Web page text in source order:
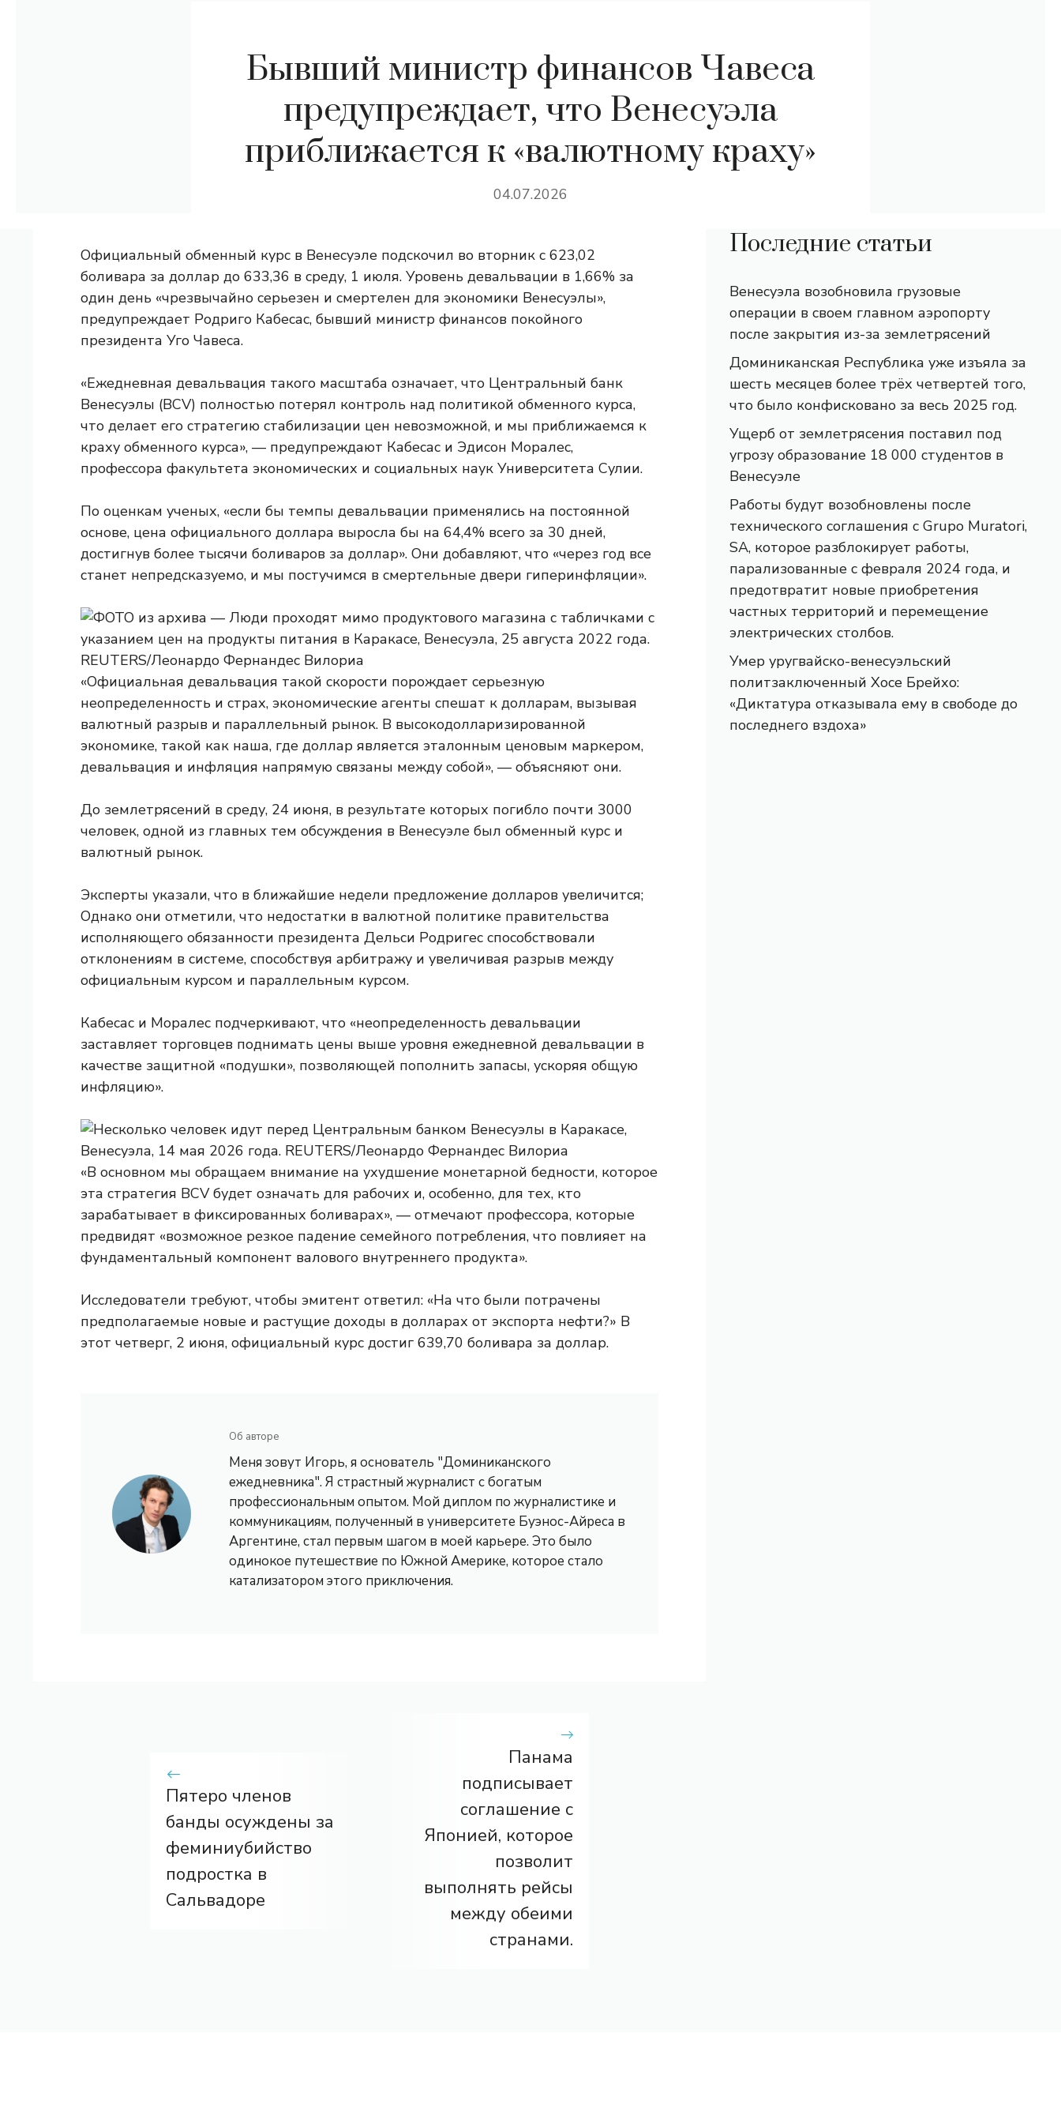
Бывший министр финансов Чавеса
предупреждает, что Венесуэла
приближается к «валютному краху»
04.07.2026
Официальный обменный курс в Венесуэле подскочил во вторник с 623,02
боливара за доллар до 633,36 в среду, 1 июля. Уровень девальвации в 1,66% за
один день «чрезвычайно серьезен и смертелен для экономики Венесуэлы»,
предупреждает Родриго Кабесас, бывший министр финансов покойного
президента Уго Чавеса.
«Ежедневная девальвация такого масштаба означает, что Центральный банк
Венесуэлы (BCV) полностью потерял контроль над политикой обменного курса,
что делает его стратегию стабилизации цен невозможной, и мы приближаемся к
краху обменного курса», — предупреждают Кабесас и Эдисон Моралес,
профессора факультета экономических и социальных наук Университета Сулии.
По оценкам ученых, «если бы темпы девальвации применялись на постоянной
основе, цена официального доллара выросла бы на 64,4% всего за 30 дней,
достигнув более тысячи боливаров за доллар». Они добавляют, что «через год все
станет непредсказуемо, и мы постучимся в смертельные двери гиперинфляции».
«Официальная девальвация такой скорости порождает серьезную
неопределенность и страх, экономические агенты спешат к долларам, вызывая
валютный разрыв и параллельный рынок. В высокодолларизированной
экономике, такой как наша, где доллар является эталонным ценовым маркером,
девальвация и инфляция напрямую связаны между собой», — объясняют они.
До землетрясений в среду, 24 июня, в результате которых погибло почти 3000
человек, одной из главных тем обсуждения в Венесуэле был обменный курс и
валютный рынок.
Эксперты указали, что в ближайшие недели предложение долларов увеличится;
Однако они отметили, что недостатки в валютной политике правительства
исполняющего обязанности президента Дельси Родригес способствовали
отклонениям в системе, способствуя арбитражу и увеличивая разрыв между
официальным курсом и параллельным курсом.
Кабесас и Моралес подчеркивают, что «неопределенность девальвации
заставляет торговцев поднимать цены выше уровня ежедневной девальвации в
качестве защитной «подушки», позволяющей пополнить запасы, ускоряя общую
инфляцию».
«В основном мы обращаем внимание на ухудшение монетарной бедности, которое
эта стратегия BCV будет означать для рабочих и, особенно, для тех, кто
зарабатывает в фиксированных боливарах», — отмечают профессора, которые
предвидят «возможное резкое падение семейного потребления, что повлияет на
фундаментальный компонент валового внутреннего продукта».
Исследователи требуют, чтобы эмитент ответил: «На что были потрачены
предполагаемые новые и растущие доходы в долларах от экспорта нефти?» В
этот четверг, 2 июня, официальный курс достиг 639,70 боливара за доллар.
Об авторе
Меня зовут Игорь, я основатель "Доминиканского
ежедневника". Я страстный журналист с богатым
профессиональным опытом. Мой диплом по журналистике и
коммуникациям, полученный в университете Буэнос-Айреса в
Аргентине, стал первым шагом в моей карьере. Это было
одинокое путешествие по Южной Америке, которое стало
катализатором этого приключения.
Пятеро членов
банды осуждены за
феминиубийство
подростка в
Сальвадоре
Панама
подписывает
соглашение с
Японией, которое
позволит
выполнять рейсы
между обеими
странами.
Последние статьи
Венесуэла возобновила грузовые
операции в своем главном аэропорту
после закрытия из-за землетрясений
Доминиканская Республика уже изъяла за
шесть месяцев более трёх четвертей того,
что было конфисковано за весь 2025 год.
Ущерб от землетрясения поставил под
угрозу образование 18 000 студентов в
Венесуэле
Работы будут возобновлены после
технического соглашения с Grupo Muratori,
SA, которое разблокирует работы,
парализованные с февраля 2024 года, и
предотвратит новые приобретения
частных территорий и перемещение
электрических столбов.
Умер уругвайско-венесуэльский
политзаключенный Хосе Брейхо:
«Диктатура отказывала ему в свободе до
последнего вздоха»